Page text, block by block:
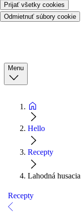
Prijať všetky cookies
Odmietnuť súbory cookie
Menu
Hello
Recepty
Lahodná
Recepty